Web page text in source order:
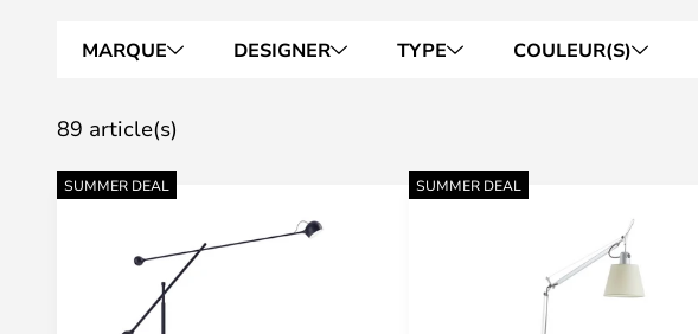
MARQUE DESIGNER TYPE COULEUR(S)
89 article(s)
SUMMER DEAL SUMMER DEAL